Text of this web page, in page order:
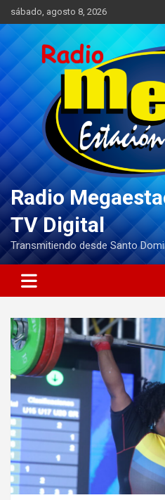
Saltar
al
contenido
sábado, agosto 8, 2026
Radio
TV Digital
Transmitiendo desde Santo